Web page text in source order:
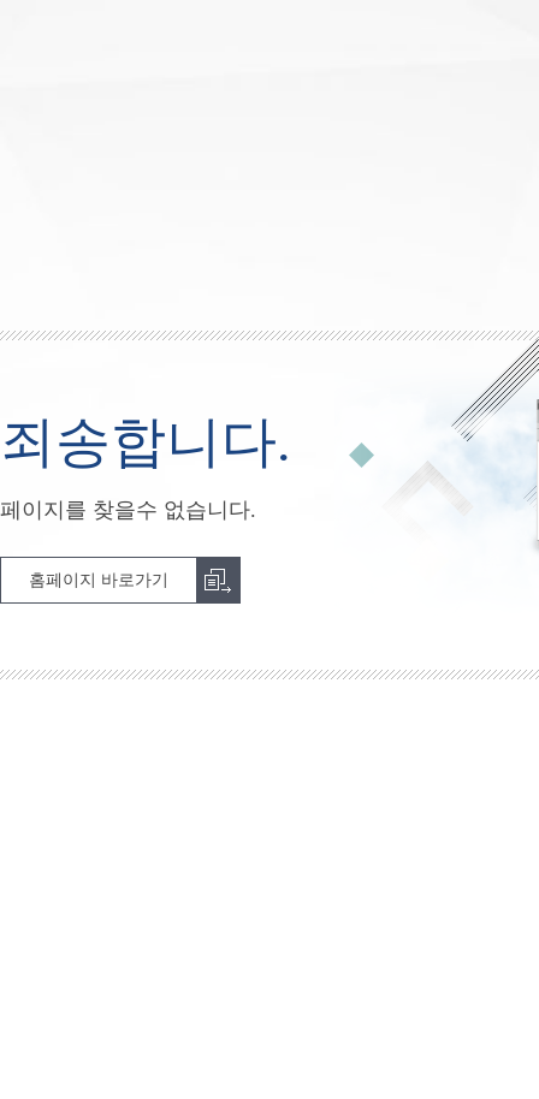
죄송합니다.
페이지를 찾을수 없습니다.
홈페이지 바로가기